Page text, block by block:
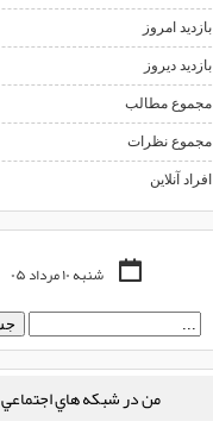
بازدید امروز
بازدید دیروز
مجموع مطالب
مجموع نظرات
افراد آنلاین
شنبه ۱۰ مرداد ۰۵
من در شبكه هاي اجتماعي